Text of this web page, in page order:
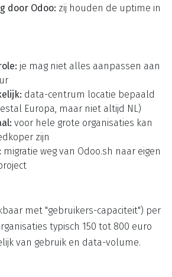
door Odoo: zij houden de uptime in
je mag niet alles aanpassen aan
data-centrum locatie bepaald
Europa, maar niet altijd NL)
voor hele grote organisaties kan
zijn
migratie weg van Odoo.sh naar eigen
met "gebruikers-capaciteit") per
typisch 150 tot 800 euro
van gebruik en data-volume.